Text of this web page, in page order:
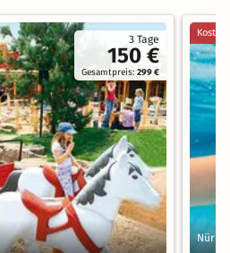
3 Tage
150 €
Gesamtpreis:299 €